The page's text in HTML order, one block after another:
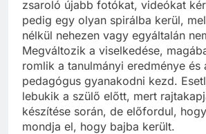
zsaroló újabb fotókat, videókat
pedig egy olyan spirálba kerül,
nélkül nehezen vagy egyáltalán
Megváltozik a viselkedése,
romlik a tanulmányi eredménye és
pedagógus gyanakodni kezd.
lebukik a szülő előtt, mert
készítése során, de előfordul,
mondja el, hogy bajba került.